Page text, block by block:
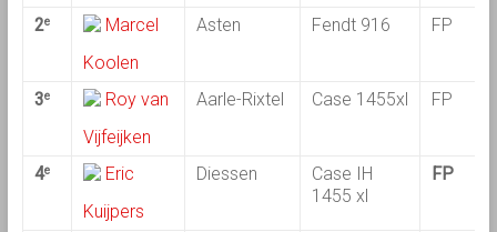
2e
Marcel
Koolen
Asten Fendt 916 FP
3e
Roy van
Vijfeijken
Aarle-Rixtel Case 1455xl FP
4e
Eric
Kuijpers
Diessen
Case IH
1455 xl
FP